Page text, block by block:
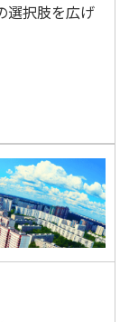
選択肢を広げ